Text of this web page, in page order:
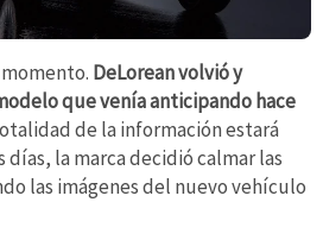
DeLorean volvió y
que venía anticipando hace
de la información estará
la marca decidió calmar las
las imágenes del nuevo vehículo